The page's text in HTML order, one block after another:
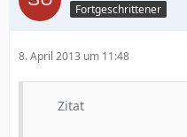
Fortgeschrittener
8. April 2013 um 11:48
Zitat